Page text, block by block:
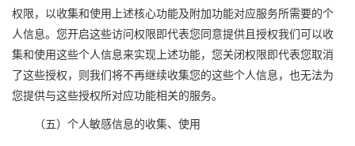
权限，以收集和使用上述核心功能及附加功能对应服务所需要的个
人信息。您开启这些访问权限即代表您同意提供 且 授权我们可以收
集和使用这些个人信息来实现上述功能，您关闭权限即代表您取消
了这些授权，则我们将不再继续收集您的这些个人信息，也无法为
您提供与这些授权所对应功能相关的服务。
（五） 个人敏感信息的收集、使用